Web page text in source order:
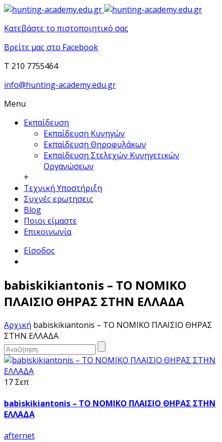
Κατεβάστε το πιστοποιητικό σας
Βρείτε μας στο Facebook
T 210 7755464
info@hunting-academy.edu.gr
Menu
Εκπαίδευση
Εκπαίδευση Κυνηγών
Εκπαίδευση Θηροφυλάκων
Εκπαίδευση Στελεχών Κυνηγετικών
Οργανώσεων
+
Τεχνική Υποστήριξη
Συχνές ερωτησεις
Blog
Ποιοι είμαστε
Επικοινωνία
Είσοδος
babiskikiantonis – ΤΟ ΝΟΜΙΚΟ
ΠΛΑΙΣΙΟ ΘΗΡΑΣ ΣΤΗΝ ΕΛΛΑΔΑ
Αρχική babiskikiantonis – ΤΟ ΝΟΜΙΚΟ ΠΛΑΙΣΙΟ ΘΗΡΑΣ
ΣΤΗΝ ΕΛΛΑΔΑ
17 Σεπ
babiskikiantonis – ΤΟ ΝΟΜΙΚΟ ΠΛΑΙΣΙΟ ΘΗΡΑΣ ΣΤΗΝ
ΕΛΛΑΔΑ
afternet